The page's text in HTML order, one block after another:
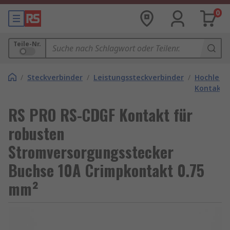
0
Teile-Nr.
/ Steckverbinder / Leistungssteckverbinder /
Kontakte
RS PRO RS-CDGF Kontakt für
robusten
Stromversorgungsstecker
Buchse 10A Crimpkontakt 0.75
mm²